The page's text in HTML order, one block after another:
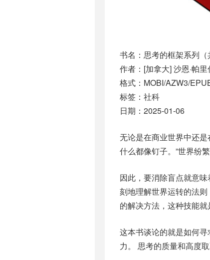
书名：思考的框架系列（
作者：[加拿大] 沙恩·帕里
格式：MOBI/AZW3/
标签：社科
日期：2025-01-06
无论是在商业世界中还
什么都像钉子。”世界纷
因此，要消除盲点就意
刻地理解世界运转的法
的解决方法，这种技能就
这本书谈论的就是如何
力。 思考的质量和高度